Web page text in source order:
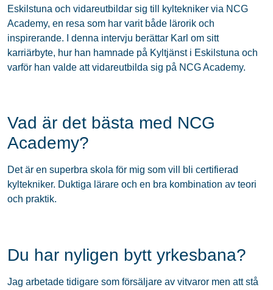
Eskilstuna och vidareutbildar sig till kyltekniker via NCG
Academy, en resa som har varit både lärorik och
inspirerande. I denna intervju berättar Karl om sitt
karriärbyte, hur han hamnade på Kyltjänst i Eskilstuna och
varför han valde att vidareutbilda sig på NCG Academy.
Vad är det bästa med NCG
Academy?
Det är en superbra skola för mig som vill bli certifierad
kyltekniker. Duktiga lärare och en bra kombination av teori
och praktik.
Du har nyligen bytt yrkesbana?
Jag arbetade tidigare som försäljare av vitvaror men att stå